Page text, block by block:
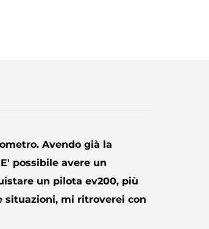
Avendo già la
possibile avere un
un pilota ev200, più
situazioni, mi ritroverei con